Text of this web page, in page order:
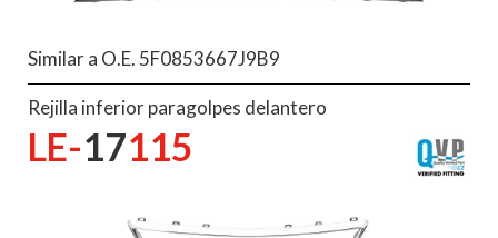
Similar a O.E. 5F0853667J9B9
Rejilla inferior paragolpes delantero
LE-17115